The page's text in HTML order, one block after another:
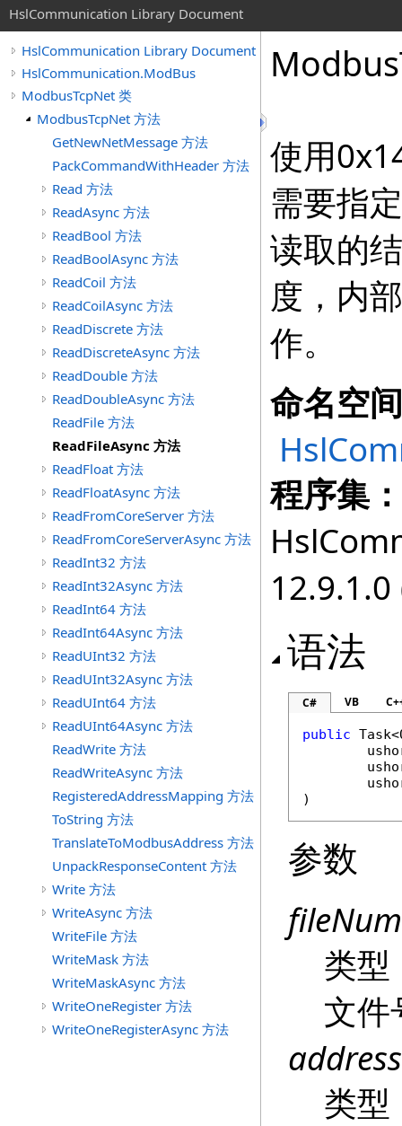
HslCommunication Library Document
HslCommunication Library Document
HslCommunication.ModBus
ModbusTcpNet 类
ModbusTcpNet 方法
GetNewNetMessage 方法
PackCommandWithHeader 方法
Read 方法
ReadAsync 方法
ReadBool 方法
ReadBoolAsync 方法
ReadCoil 方法
ReadCoilAsync 方法
ReadDiscrete 方法
ReadDiscreteAsync 方法
ReadDouble 方法
ReadDoubleAsync 方法
ReadFile 方法
ReadFileAsync 方法
ReadFloat 方法
ReadFloatAsync 方法
ReadFromCoreServer 方法
ReadFromCoreServerAsync 方法
ReadInt32 方法
ReadInt32Async 方法
ReadInt64 方法
ReadInt64Async 方法
ReadUInt32 方法
ReadUInt32Async 方法
ReadUInt64 方法
ReadUInt64Async 方法
ReadWrite 方法
ReadWriteAsync 方法
RegisteredAddressMapping 方法
ToString 方法
TranslateToModbusAddress 方法
UnpackResponseContent 方法
Write 方法
WriteAsync 方法
WriteFile 方法
WriteMask 方法
WriteMaskAsync 方法
WriteOneRegister 方法
WriteOneRegisterAsync 方法
使用
需要指
读取的
度，内
作。
命名空
程序集：
语法
C# VB
public Task<
)
参数
类型
文件
address
类型